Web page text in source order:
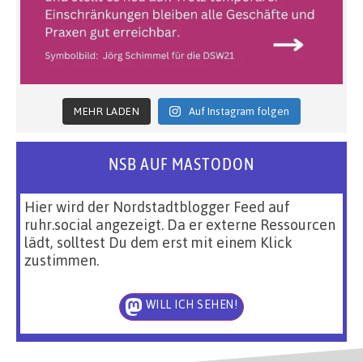
MEHR LADEN Auf Instagram folgen
NSB AUF MASTODON
Hier wird der Nordstadtblogger Feed auf
ruhr.social angezeigt. Da er externe Ressourcen
lädt, solltest Du dem erst mit einem Klick
zustimmen.
WILL ICH SEHEN!